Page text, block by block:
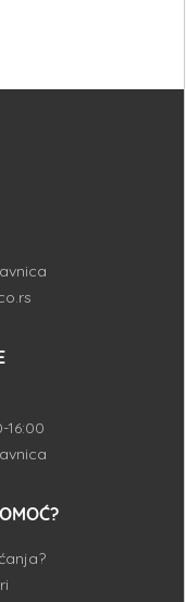
16:00